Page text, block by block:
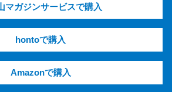
マガジンサービスで購入
hontoで購入
Amazonで購入